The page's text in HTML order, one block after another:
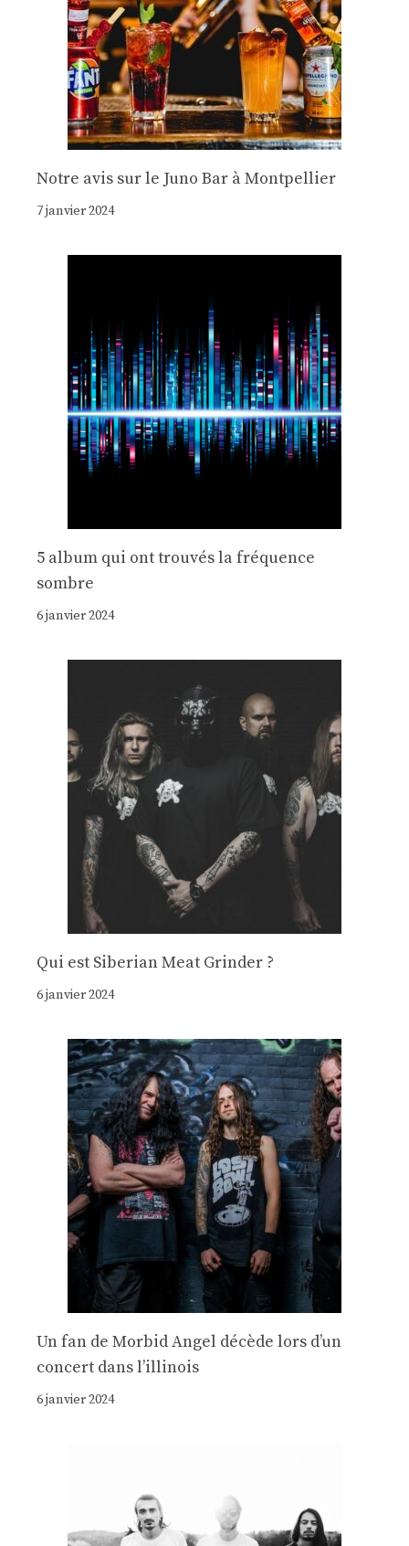
Notre avis sur le Juno Bar à Montpellier
7 janvier 2024
5 album qui ont trouvés la fréquence
sombre
6 janvier 2024
Qui est Siberian Meat Grinder ?
6 janvier 2024
Un fan de Morbid Angel décède lors d’un
concert dans l’illinois
6 janvier 2024